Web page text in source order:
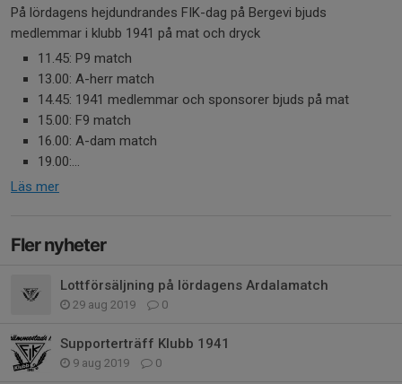
På lördagens hejdundrandes FIK-dag på Bergevi bjuds
medlemmar i klubb 1941 på mat och dryck
11.45: P9 match
13.00: A-herr match
14.45: 1941 medlemmar och sponsorer bjuds på mat
15.00: F9 match
16.00: A-dam match
19.00:...
Läs mer
Fler nyheter
Lottförsäljning på lördagens Ardalamatch
29 aug 2019 0
Supporterträff Klubb 1941
9 aug 2019 0